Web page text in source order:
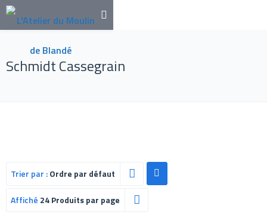
Schmidt Cassegrain
Trier par :Ordre par défaut
Affiché 24 Produits par page